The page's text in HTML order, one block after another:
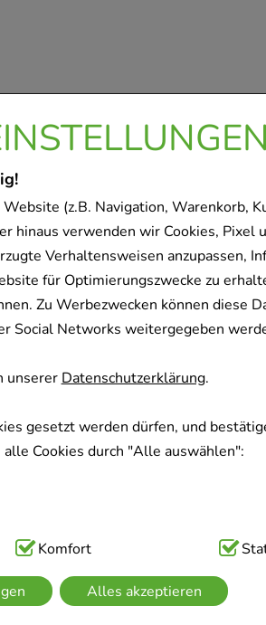
(z.B. Navigation, Warenkorb,
hinaus verwenden wir Cookies, Pixel
Verhaltensweisen anzupassen,
für Optimierungszwecke zu
Zu Werbezwecken können diese
Social Networks weitergegeben
unsererDatenschutzerklärung.
gesetzt werden dürfen, und
Cookies durch "Alle auswählen":
um Cookies, die für die
Kundenkonto), weshalb auf
Komfort
Alles akzeptieren